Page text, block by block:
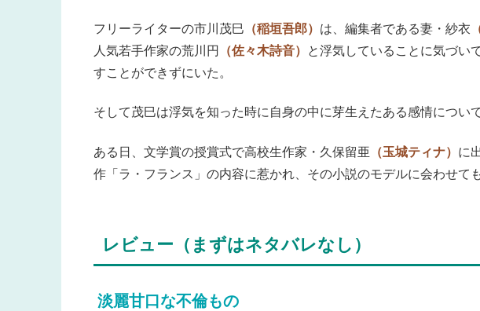
フリーライターの市川茂巳 （稲垣吾郎） は、編集者である妻・紗衣
人気若手作家の荒川円
（佐々木詩音）
と浮気していることに気づい
すことができずにいた。
そして茂巳は浮気を知った時に自身の中に芽生えたある感情につい
ある日、文学賞の授賞式で高校生作家・久保留亜 （玉城ティナ） に
作「ラ・フランス」の内容に惹かれ、その小説のモデルに会わせて
レビュー（まずはネタバレなし）
淡麗甘口な不倫もの